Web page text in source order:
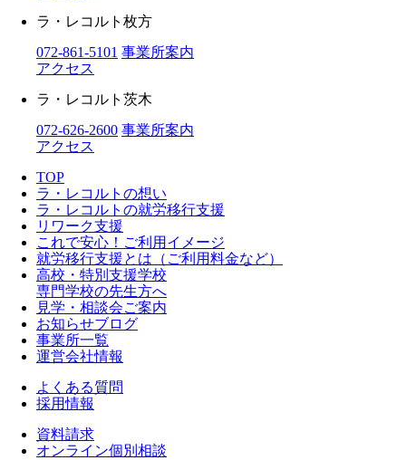
ラ・レコルト枚方
072-861-5101 事業所案内
アクセス
ラ・レコルト茨木
072-626-2600 事業所案内
アクセス
TOP
ラ・レコルトの想い
ラ・レコルトの就労移行支援
リワーク支援
これで安心！ご利用イメージ
就労移行支援とは（ご利用料金など）
高校・特別支援学校
専門学校の先生方へ
見学・相談会ご案内
お知らせブログ
事業所一覧
運営会社情報
よくある質問
採用情報
資料請求
オンライン個別相談